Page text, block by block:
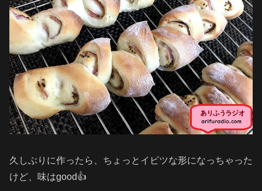
久しぶりに作ったら、ちょっとイビツな形になっちゃった
けど、味はgood👍